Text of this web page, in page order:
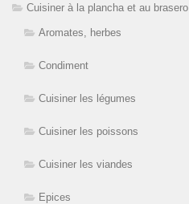
Cuisiner à la plancha et au brasero
Aromates, herbes
Condiment
Cuisiner les légumes
Cuisiner les poissons
Cuisiner les viandes
Epices